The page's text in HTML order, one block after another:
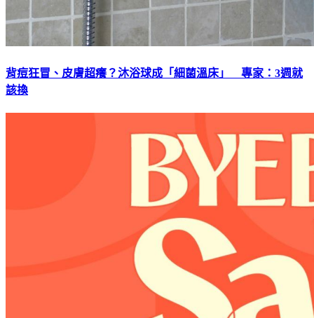
背痘狂冒、皮膚超癢？沐浴球成「細菌溫床」 專家：3週就
該換